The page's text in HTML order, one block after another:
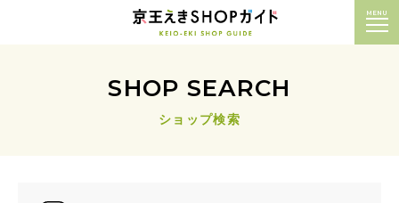
MENU
SHOP SEARCH
ショップ検索